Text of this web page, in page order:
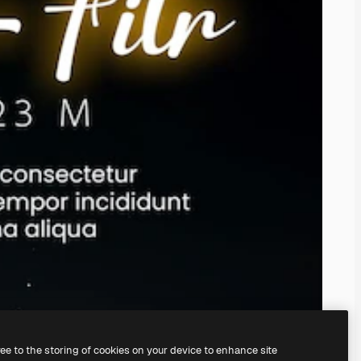
gerador de imagens com IA.
to the storing of cookies on your device to enhance site